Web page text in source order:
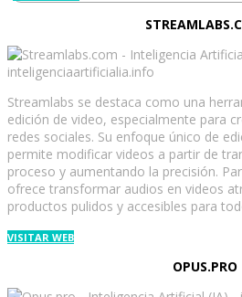
Streamlabs se destaca como una
edición de video, especialmente para
redes sociales. Su enfoque único de
permite modificar videos a partir de
proceso y aumentando la precisión.
ofrece transformar audios en videos
productos pulidos y accesibles para
VISITAR WEB
OPUS.PRO